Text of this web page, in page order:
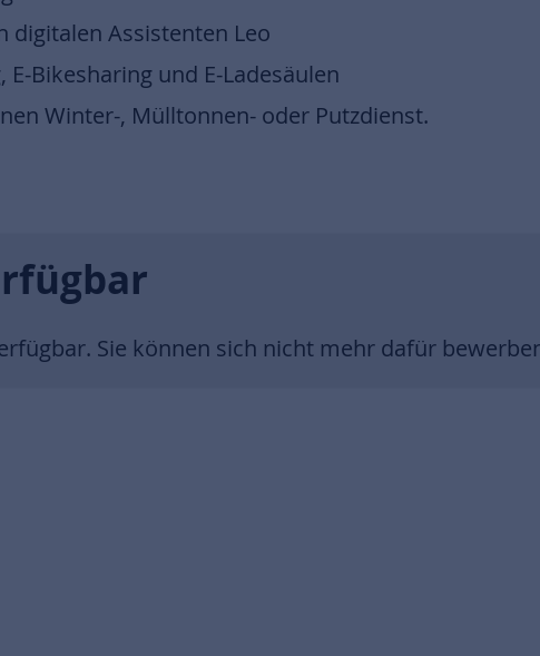
digitalen Assistenten Leo
Bikesharing und E-Ladesäulen
Winter-, Mülltonnen- oder Putzdienst.
Sie können sich nicht mehr dafür